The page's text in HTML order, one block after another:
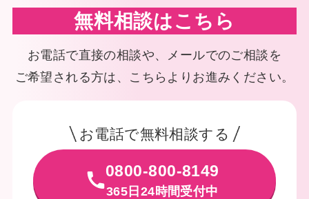
無料相談はこちら
お電話で直接の相談や、メールでのご相談を
ご希望される方は、こちらよりお進みください。
お電話で無料相談する
0800-800-8149
365日24時間受付中